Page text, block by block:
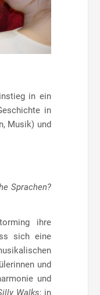
in ein
in
Musik) und
Sprachen?
ihre
sich eine
und
und
Walks; in